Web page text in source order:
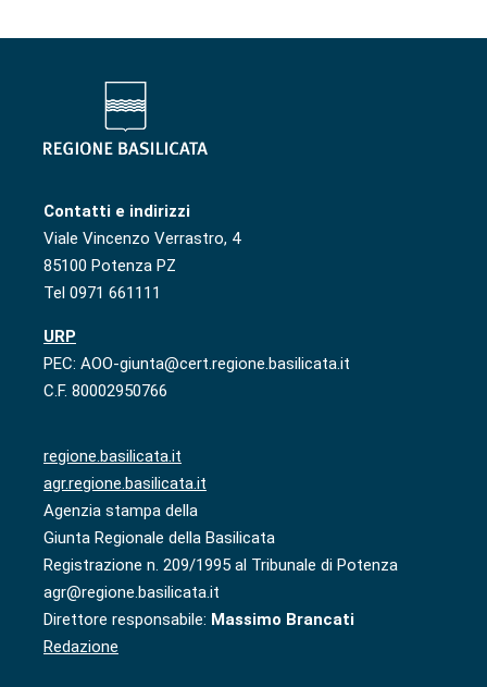
Contatti e indirizzi
Viale Vincenzo Verrastro, 4
85100 Potenza PZ
Tel 0971 661111
URP
PEC: AOO-giunta@cert.regione.basilicata.it
C.F. 80002950766
regione.basilicata.it
agr.regione.basilicata.it
Agenzia stampa della
Giunta Regionale della Basilicata
Registrazione n. 209/1995 al Tribunale di Potenza
agr@regione.basilicata.it
Direttore responsabile: Massimo Brancati
Redazione